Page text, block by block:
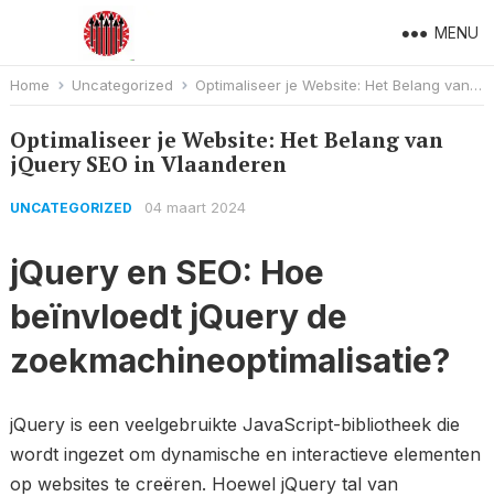
MENU
Home Uncategorized Optimaliseer je Website: Het Belang van jQuery SEO in Vlaanderen
Optimaliseer je Website: Het Belang van
jQuery SEO in Vlaanderen
UNCATEGORIZED 04 maart 2024
jQuery en SEO: Hoe
beïnvloedt jQuery de
zoekmachineoptimalisatie?
jQuery is een veelgebruikte JavaScript-bibliotheek die
wordt ingezet om dynamische en interactieve elementen
op websites te creëren. Hoewel jQuery tal van